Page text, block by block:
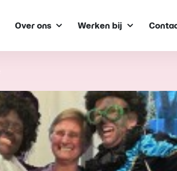
Over ons Werken bij